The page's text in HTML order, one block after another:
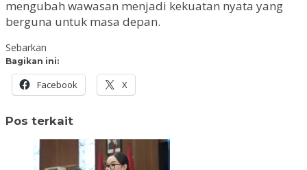
mengubah wawasan menjadi kekuatan nyata yang
berguna untuk masa depan.
Sebarkan
Bagikan ini:
Facebook X
Pos terkait